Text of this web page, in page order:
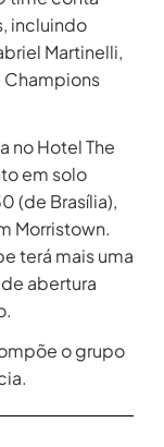
incluindo
Martinelli,
Champions
no Hotel The
em solo
(de Brasília),
Morristown.
terá mais uma
abertura
o grupo